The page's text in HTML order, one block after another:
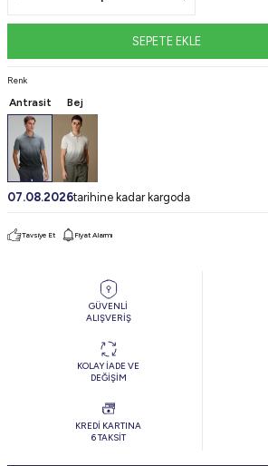
SEPETE EKLE
Renk
Antrasit Bej
07.08.2026tarihine kadar kargoda
Tavsiye Et Fiyat Alarmı
GÜVENLİ
ALIŞVERİŞ
KOLAY İADE VE
DEĞİŞİM
KREDİ KARTINA
6 TAKSİT